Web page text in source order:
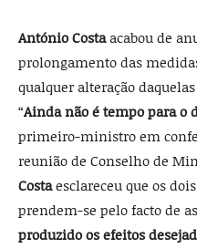
António Costaacabou de
prolongamento das
qualquer alteração
“Ainda não é tempo para o
primeiro-ministro em
reunião de Conselho de
Costaesclareceu que os
prendem-se pelo facto de
produzido os efeitos